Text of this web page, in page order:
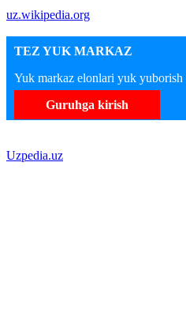
uz.wikipedia.org
TEZ YUK MARKAZ
Yuk markaz elonlari yuk yuborish
Guruhga kirish
Uzpedia.uz